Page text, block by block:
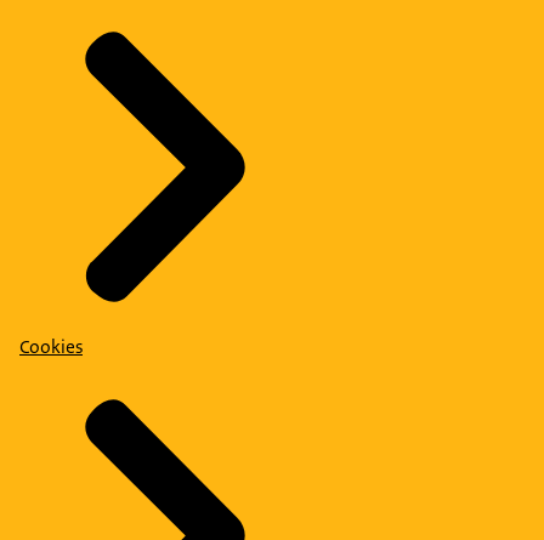
Cookies